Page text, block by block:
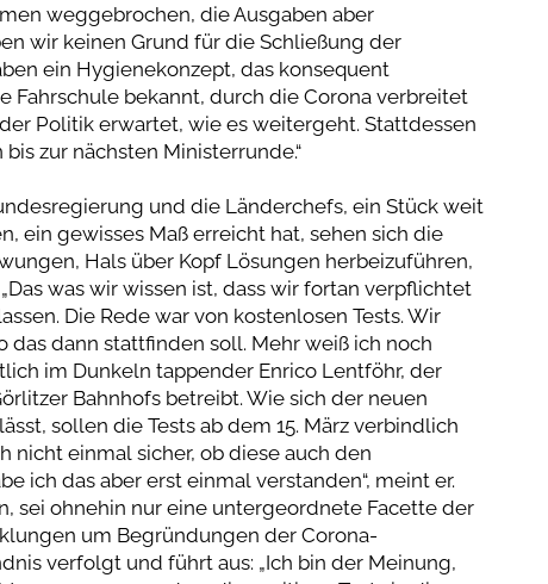
weggebrochen, die Ausgaben aber
wir keinen Grund für die Schließung der
ein Hygienekonzept, das konsequent
Fahrschule bekannt, durch die Corona verbreitet
Politik erwartet, wie es weitergeht. Stattdessen
zur nächsten Ministerrunde.“
und die Länderchefs, ein Stück weit
ein gewisses Maß erreicht hat, sehen sich die
Hals über Kopf Lösungen herbeizuführen,
was wir wissen ist, dass wir fortan verpflichtet
Die Rede war von kostenlosen Tests. Wir
dann stattfinden soll. Mehr weiß ich noch
im Dunkeln tappender Enrico Lentföhr, der
Bahnhofs betreibt. Wie sich der neuen
sollen die Tests ab dem 15. März verbindlich
nicht einmal sicher, ob diese auch den
ich das aber erst einmal verstanden“, meint er.
sei ohnehin nur eine untergeordnete Facette der
um Begründungen der Corona-
verfolgt und führt aus: „Ich bin der Meinung,